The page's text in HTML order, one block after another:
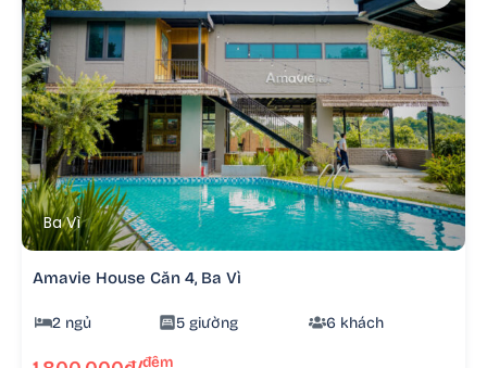
Ba Vì
Amavie House Căn 4, Ba Vì
2 ngủ 5 giường 6 khách
đêm